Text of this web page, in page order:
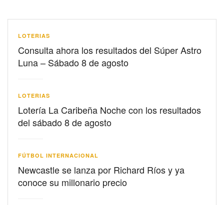
LOTERIAS
Consulta ahora los resultados del Súper Astro
Luna – Sábado 8 de agosto
LOTERIAS
Lotería La Caribeña Noche con los resultados
del sábado 8 de agosto
FÚTBOL INTERNACIONAL
Newcastle se lanza por Richard Ríos y ya
conoce su millonario precio